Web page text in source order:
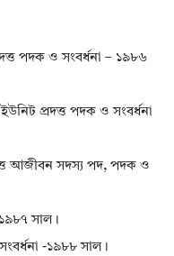
পদক ও সংবর্ধনা – ১৯৮৬
প্রদত্ত পদক ও সংবর্ধনা
আজীবন সদস্য পদ, পদক ও
১৯৮৭ সাল।
-১৯৮৮ সাল।